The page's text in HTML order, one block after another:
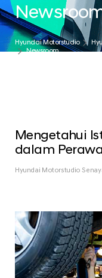
Hyundai Motorstudio
Newsroom
Mengetahui
dalam
Hyundai Motorstudio